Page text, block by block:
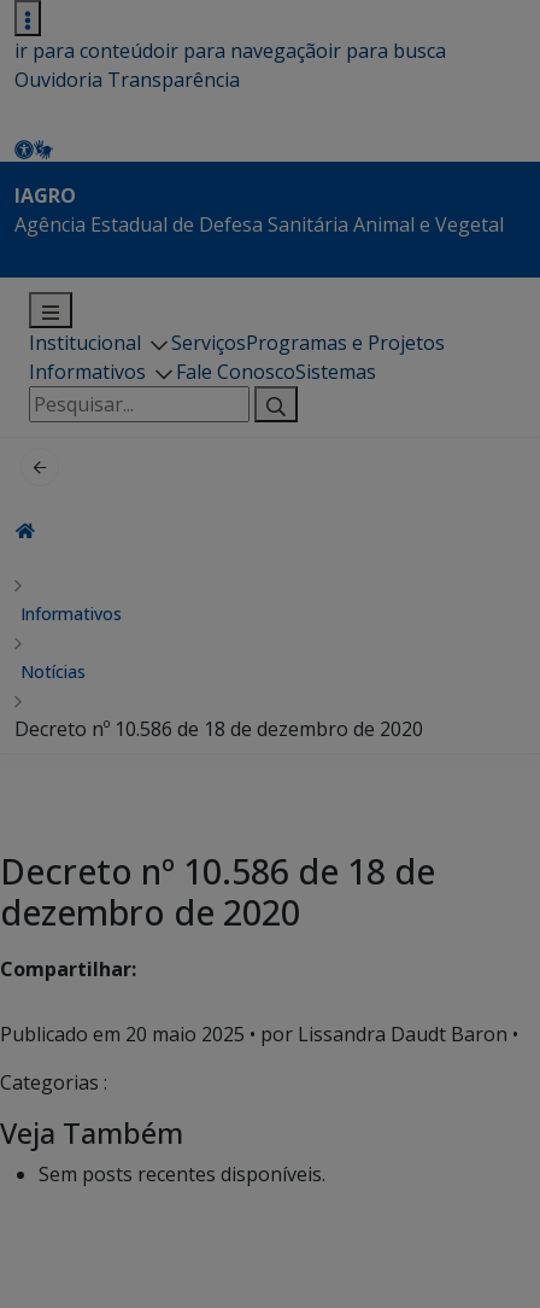
ir para conteúdoir para navegaçãoir para busca
Ouvidoria Transparência
IAGRO
Agência Estadual de Defesa Sanitária Animal e Vegetal
Institucional ServiçosProgramas e Projetos
Informativos
Fale ConoscoSistemas
Pesquisar
por:
Informativos
Notícias
Decreto nº 10.586 de 18 de dezembro de 2020
Decreto nº 10.586 de 18 de
dezembro de 2020
Compartilhar:
Publicado em 20 maio 2025 • por Lissandra Daudt Baron •
Categorias :
Veja Também
Sem posts recentes disponíveis.